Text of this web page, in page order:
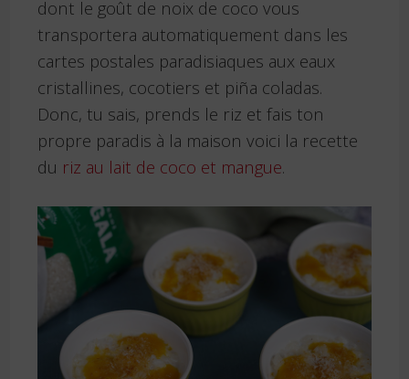
dont le goût de noix de coco vous
transportera automatiquement dans les
cartes postales paradisiaques aux eaux
cristallines, cocotiers et piña coladas.
Donc, tu sais, prends le riz et fais ton
propre paradis à la maison voici la recette
du riz au lait de coco et mangue.